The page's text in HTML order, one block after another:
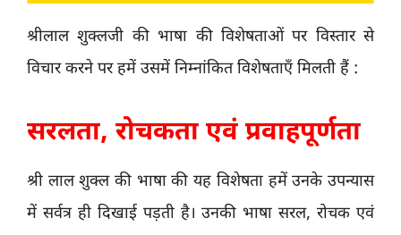
श्रीलाल शुक्लजी की भाषा की विशेषताओं पर विस्तार से
विचार करने पर हमें उसमें निम्नांकित विशेषताएँ मिलती हैं :
सरलता, रोचकता एवं प्रवाहपूर्णता
श्री लाल शुक्ल की भाषा की यह विशेषता हमें उनके उपन्यास
में सर्वत्र ही दिखाई पड़ती है। उनकी भाषा सरल, रोचक एवं